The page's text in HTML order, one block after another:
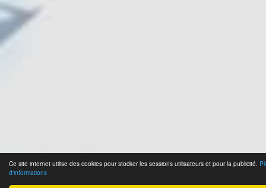
Ce site internet utilise des cookies pour stocker les sessions utilisateurs et pour la publicité.
d'informations